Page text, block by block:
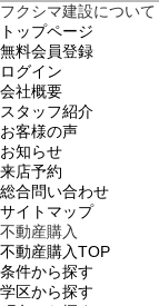
フクシマ建設について
トップページ
無料会員登録
ログイン
会社概要
スタッフ紹介
お客様の声
お知らせ
来店予約
総合問い合わせ
サイトマップ
不動産購入
不動産購入TOP
条件から探す
学区から探す